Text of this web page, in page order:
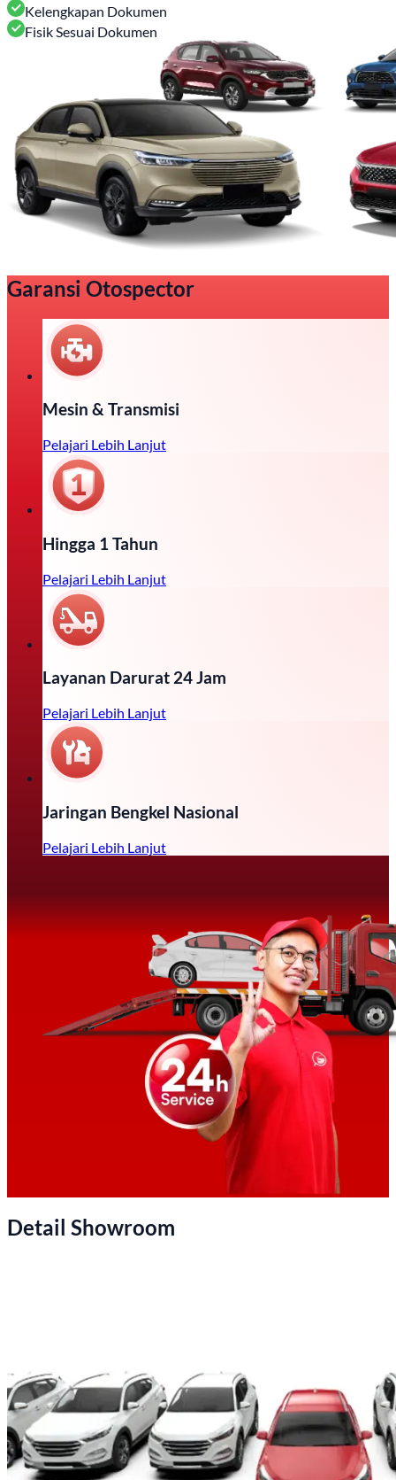
Kelengkapan Dokumen
Fisik Sesuai Dokumen
Garansi Otospector
Mesin & Transmisi
Pelajari Lebih Lanjut
Hingga 1 Tahun
Pelajari Lebih Lanjut
Layanan Darurat 24 Jam
Pelajari Lebih Lanjut
Jaringan Bengkel Nasional
Pelajari Lebih Lanjut
Detail Showroom